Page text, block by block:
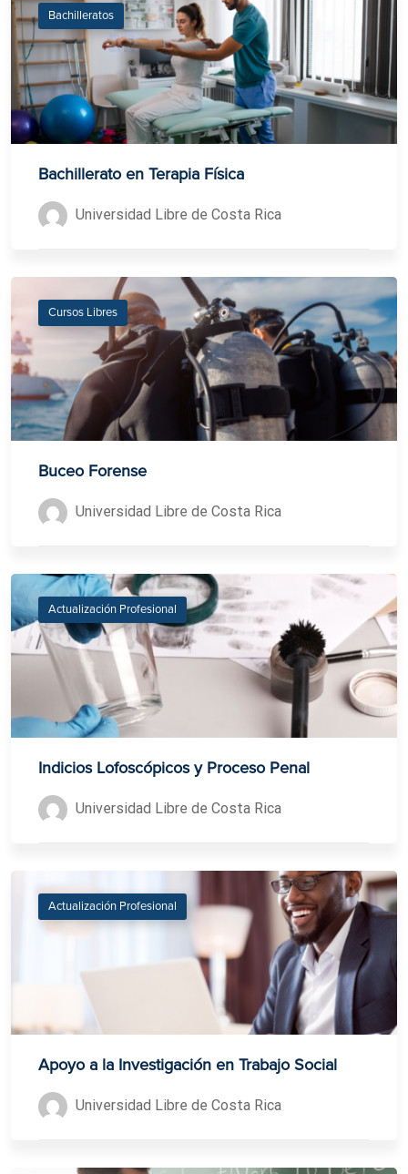
Bachilleratos
Bachillerato en Terapia Física
Universidad Libre de Costa Rica
Cursos Libres
Buceo Forense
Universidad Libre de Costa Rica
Actualización Profesional
Indicios Lofoscópicos y Proceso Penal
Universidad Libre de Costa Rica
Actualización Profesional
Apoyo a la Investigación en Trabajo Social
Universidad Libre de Costa Rica